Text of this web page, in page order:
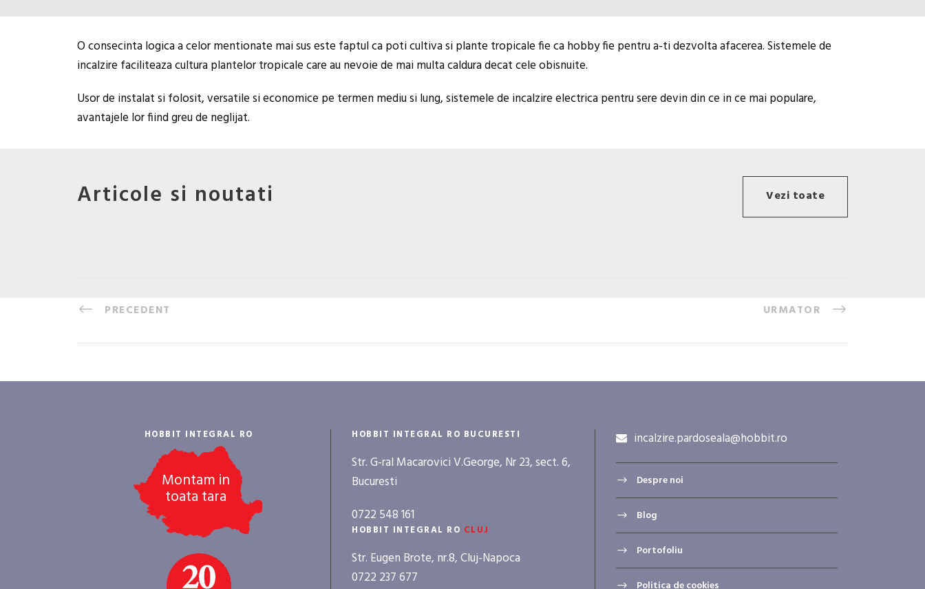
O consecinta logica a celor mentionate mai sus este faptul ca poti cultiva si plante tropicale fie ca hobby fie pentru a-ti dezvolta afacerea. Sistemele de
incalzire faciliteaza cultura plantelor tropicale care au nevoie de mai multa caldura decat cele obisnuite.
Usor de instalat si folosit, versatile si economice pe termen mediu si lung, sistemele de incalzire electrica pentru sere devin din ce in ce mai populare,
avantajele lor fiind greu de neglijat.
Articole si noutati Vezi toate
PRECEDENT URMATOR
HOBBIT INTEGRAL RO
Montam in
toata tara
HOBBIT INTEGRAL RO BUCURESTI
Str. G-ral Macarovici V.George, Nr 23, sect. 6,
Bucuresti
0722 548 161
HOBBIT INTEGRAL RO CLUJ
Str. Eugen Brote, nr.8, Cluj-Napoca
0722 237 677
incalzire.pardoseala@hobbit.ro
Despre noi
Blog
Portofoliu
Politica de cookies